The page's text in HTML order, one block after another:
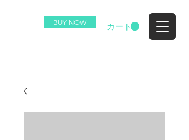
BUY NOW カート